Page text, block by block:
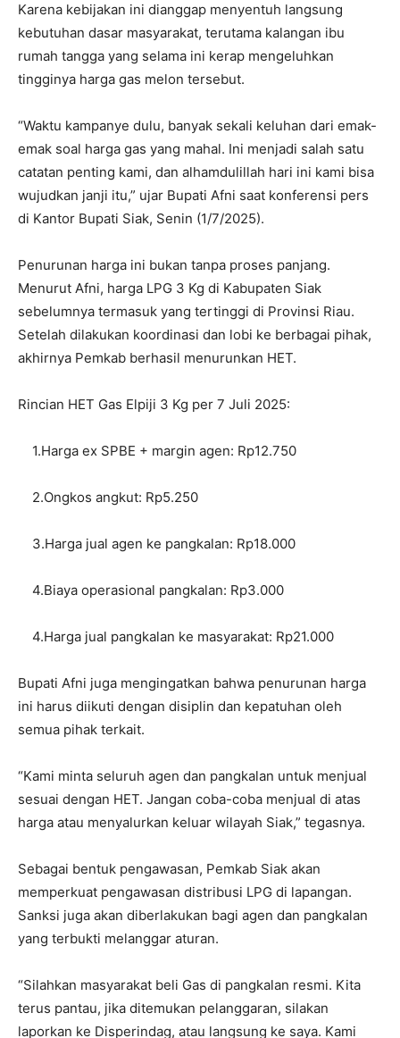
Karena kebijakan ini dianggap menyentuh langsung
kebutuhan dasar masyarakat, terutama kalangan ibu
rumah tangga yang selama ini kerap mengeluhkan
tingginya harga gas melon tersebut.
“Waktu kampanye dulu, banyak sekali keluhan dari emak-
emak soal harga gas yang mahal. Ini menjadi salah satu
catatan penting kami, dan alhamdulillah hari ini kami bisa
wujudkan janji itu,” ujar Bupati Afni saat konferensi pers
di Kantor Bupati Siak, Senin (1/7/2025).
Penurunan harga ini bukan tanpa proses panjang.
Menurut Afni, harga LPG 3 Kg di Kabupaten Siak
sebelumnya termasuk yang tertinggi di Provinsi Riau.
Setelah dilakukan koordinasi dan lobi ke berbagai pihak,
akhirnya Pemkab berhasil menurunkan HET.
Rincian HET Gas Elpiji 3 Kg per 7 Juli 2025:
1.Harga ex SPBE + margin agen: Rp12.750
2.Ongkos angkut: Rp5.250
3.Harga jual agen ke pangkalan: Rp18.000
4.Biaya operasional pangkalan: Rp3.000
4.Harga jual pangkalan ke masyarakat: Rp21.000
Bupati Afni juga mengingatkan bahwa penurunan harga
ini harus diikuti dengan disiplin dan kepatuhan oleh
semua pihak terkait.
“Kami minta seluruh agen dan pangkalan untuk menjual
sesuai dengan HET. Jangan coba-coba menjual di atas
harga atau menyalurkan keluar wilayah Siak,” tegasnya.
Sebagai bentuk pengawasan, Pemkab Siak akan
memperkuat pengawasan distribusi LPG di lapangan.
Sanksi juga akan diberlakukan bagi agen dan pangkalan
yang terbukti melanggar aturan.
“Silahkan masyarakat beli Gas di pangkalan resmi. Kita
terus pantau, jika ditemukan pelanggaran, silakan
laporkan ke Disperindag, atau langsung ke saya. Kami